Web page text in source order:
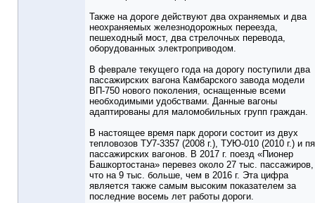
Также на дороге действуют два охраняемых и два
неохраняемых железнодорожных переезда,
пешеходный мост, два стрелочных перевода,
оборудованных электроприводом.
В феврале текущего года на дорогу поступили два
пассажирских вагона Камбарского завода модели
ВП-750 нового поколения, оснащенные всеми
необходимыми удобствами. Данные вагоны
адаптированы для маломобильных групп граждан.
В настоящее время парк дороги состоит из двух
тепловозов ТУ7-3357 (2008 г.), ТУЮ-010 (2010 г.) и
пассажирских вагонов. В 2017 г. поезд «Пионер
Башкортостана» перевез около 27 тыс. пассажиров,
что на 9 тыс. больше, чем в 2016 г. Эта цифра
является также самым высоким показателем за
последние восемь лет работы дороги.